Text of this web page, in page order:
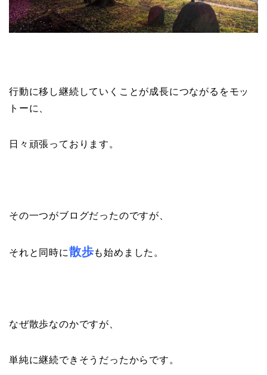
行動に移し継続していくことが成長につながるをモッ
トーに、
日々頑張っております。
その一つがブログだったのですが、
それと同時に散歩も始めました。
なぜ散歩なのかですが、
単純に継続できそうだったからです。